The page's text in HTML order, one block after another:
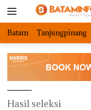
Batam Tanjungpinang
Hasil seleksi